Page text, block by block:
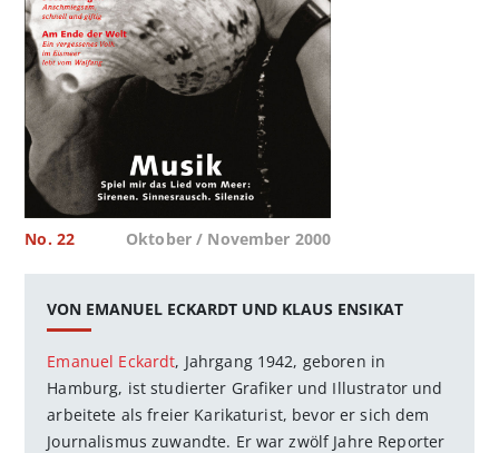
No. 22 Oktober / November 2000
VON EMANUEL ECKARDT UND KLAUS ENSIKAT
Emanuel Eckardt, Jahrgang 1942, geboren in
Hamburg, ist studierter Grafiker und Illustrator und
arbeitete als freier Karikaturist, bevor er sich dem
Journalismus zuwandte. Er war zwölf Jahre Reporter